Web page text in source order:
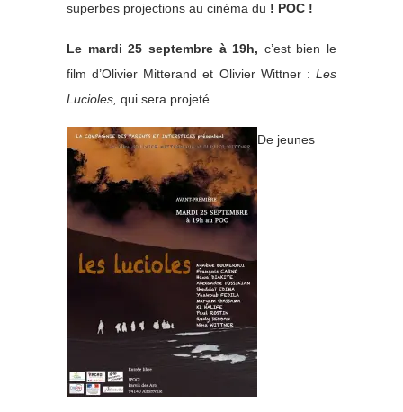
superbes projections au cinéma du ! POC !
Le mardi 25 septembre à 19h, c’est bien le
film d’Olivier Mitterand et Olivier Wittner : Les
Lucioles, qui sera projeté.
De jeunes